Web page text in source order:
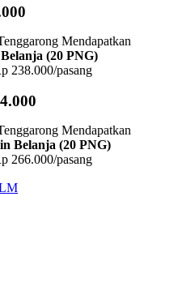
Mendapatkan
(20 PNG)
238.000/pasang
Mendapatkan
Belanja (20 PNG)
266.000/pasang